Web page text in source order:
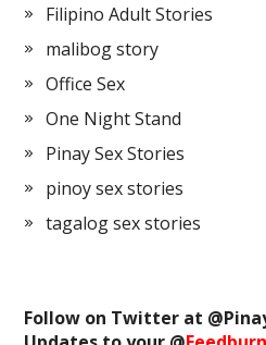
Filipino Adult Stories
malibog story
Office Sex
One Night Stand
Pinay Sex Stories
pinoy sex stories
tagalog sex stories
Follow on Twitter at @